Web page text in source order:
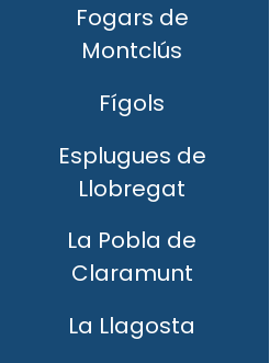
Fogars de
Montclús
Fígols
Esplugues de
Llobregat
La Pobla de
Claramunt
La Llagosta